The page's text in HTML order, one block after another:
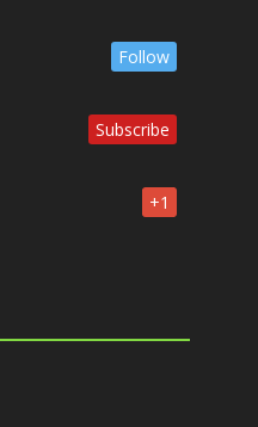
Follow
Subscribe
+1